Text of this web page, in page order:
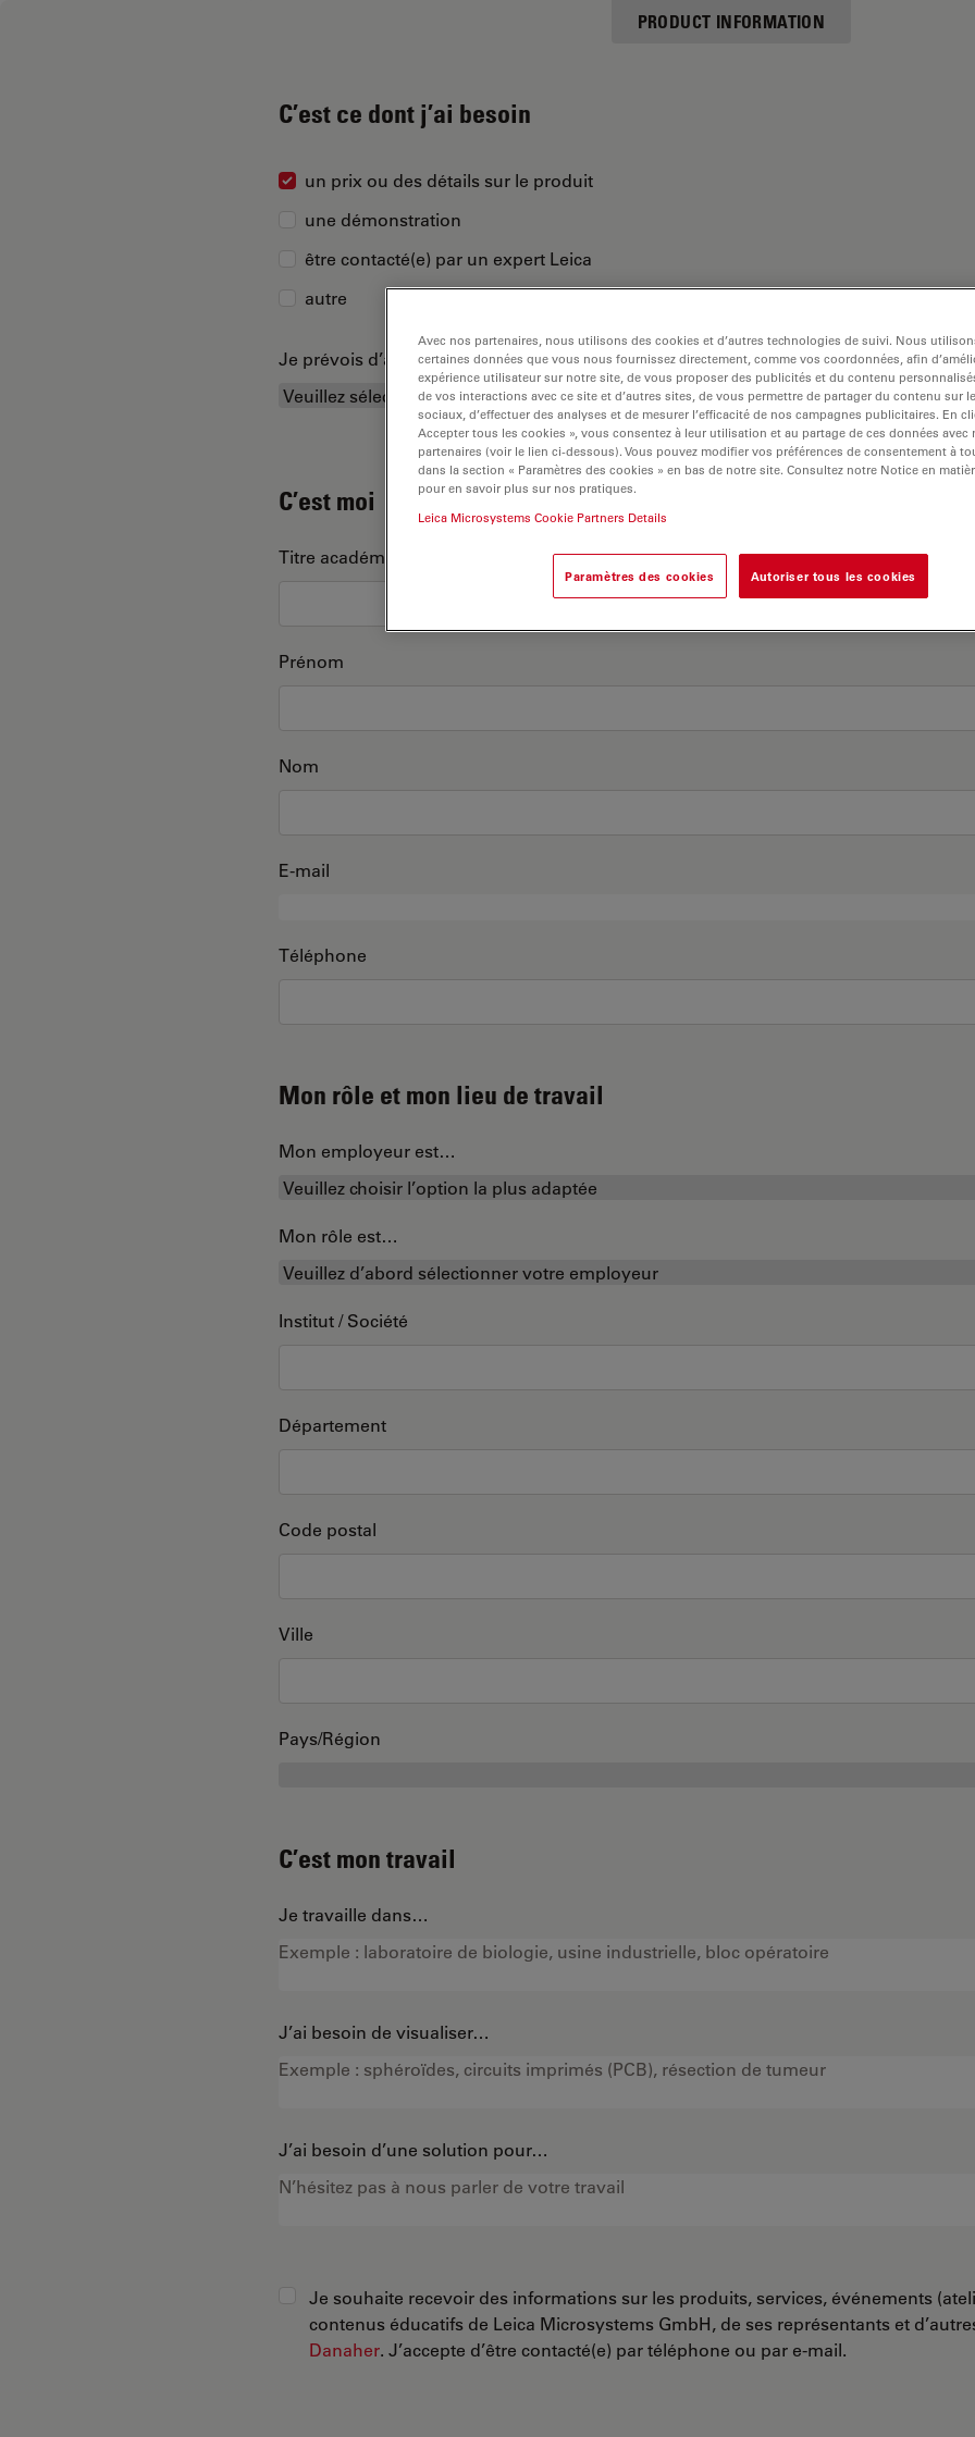
PRODUCT INFORMATION
C’est ce dont j’ai besoin
un prix ou des détails sur le produit
une démonstration
être contacté(e) par un expert Leica
autre
Je prévois d’acheter…
C’est moi
Titre académique
Prénom
Nom
E-mail
Téléphone
Mon rôle et mon lieu de travail
Mon employeur est…
Mon rôle est…
Institut / Société
Département
Code postal
Ville
Pays/Région
C’est mon travail
Je travaille dans…
J’ai besoin de visualiser…
J’ai besoin d’une solution pour…
Je souhaite recevoir des informations sur les produits, services, événements
contenus éducatifs de Leica Microsystems GmbH, de ses représentants et
Danaher. J’accepte d’être contacté(e) par téléphone ou par e-mail.
Avec nos partenaires, nous utilisons des cookies et d’autres technologies de suivi. Nous
certaines données que vous nous fournissez directement, comme vos coordonnées, afin
expérience utilisateur sur notre site, de vous proposer des publicités et du contenu
de vos interactions avec ce site et d’autres sites, de vous permettre de partager du contenu sur
sociaux, d’effectuer des analyses et de mesurer l’efficacité de nos campagnes publicitaires. En
Accepter tous les cookies », vous consentez à leur utilisation et au partage de ces données avec
partenaires (voir le lien ci-dessous). Vous pouvez modifier vos préférences de consentement à
dans la section « Paramètres des cookies » en bas de notre site. Consultez notre Notice en
pour en savoir plus sur nos pratiques.
Leica Microsystems Cookie Partners Details
Paramètres des cookies Autoriser tous les cookies